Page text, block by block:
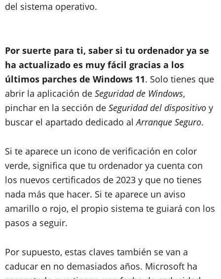
del sistema operativo.
Por suerte para ti, saber si tu ordenador ya se
ha actualizado es muy fácil gracias a los
últimos parches de Windows 11. Solo tienes que
abrir la aplicación de Seguridad de Windows,
pinchar en la sección de Seguridad del dispositivo y
buscar el apartado dedicado alArranque Seguro.
Si te aparece un icono de verificación en color
verde, significa que tu ordenador ya cuenta con
los nuevos certificados de 2023 y que no tienes
nada más que hacer. Si te aparece un aviso
amarillo o rojo, el propio sistema te guiará con los
pasos a seguir.
Por supuesto, estas claves también se van a
caducar en no demasiados años. Microsoft ha